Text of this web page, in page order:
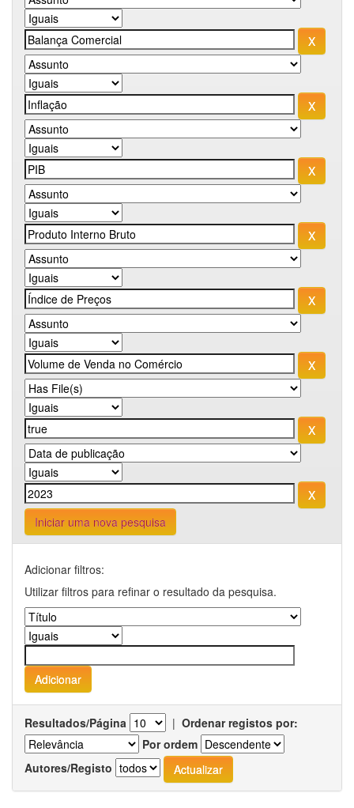
Iniciar uma nova pesquisa
Adicionar filtros:
Utilizar filtros para refinar o resultado da pesquisa.
Resultados/Página | Ordenar registos por:
Por ordem
Autores/Registo